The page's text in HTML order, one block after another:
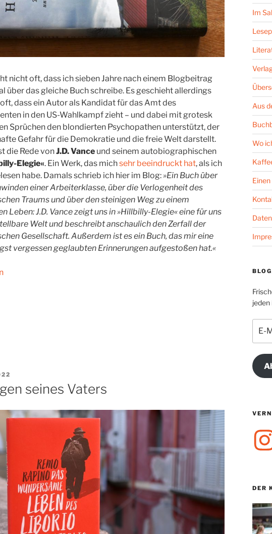
nicht oft, dass ich sieben Jahre nach einem Blogbeitrag
über das gleiche Buch schreibe. Es geschieht allerdings
dass ein Autor als Kandidat für das Amt des
in den US-Wahlkampf zieht – und dabei mit grotesk
Sprüchen den blondierten Psychopathen unterstützt, der
Gefahr für die Demokratie und die freie Welt darstellt.
die Rede vonJ.D. Vance und seinem autobiographischen
Elegie«. Ein Werk, das michsehr beeindruckt hat, als ich
habe. Damals schrieb ich hier im Blog:»Ein Buch über
einer Arbeiterklasse, über die Verlogenheit des
Traums und über den steinigen Weg zu einem
Leben: J.D. Vance zeigt uns in »Hillbilly-Elegie« eine für uns
Welt und beschreibt anschaulich den Zerfall der
Gesellschaft. Außerdem ist es ein Buch, das mir eine
vergessen geglaubten Erinnerungen aufgestoßen hat.«
seines Vaters
Im
Aus
Wo
jeden
Mail-
DER